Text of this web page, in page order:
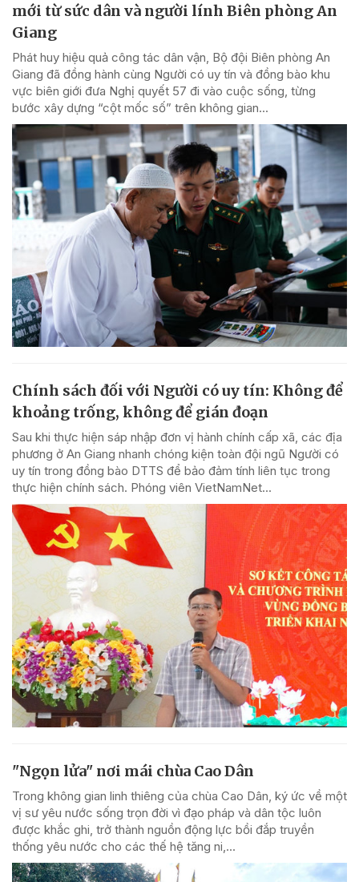
mới từ sức dân và người lính Biên phòng An
Giang
Phát huy hiệu quả công tác dân vận, Bộ đội Biên phòng An
Giang đã đồng hành cùng Người có uy tín và đồng bào khu
vực biên giới đưa Nghị quyết 57 đi vào cuộc sống, từng
bước xây dựng “cột mốc số” trên không gian...
Chính sách đối với Người có uy tín: Không để
khoảng trống, không để gián đoạn
Sau khi thực hiện sáp nhập đơn vị hành chính cấp xã, các địa
phương ở An Giang nhanh chóng kiện toàn đội ngũ Người có
uy tín trong đồng bào DTTS để bảo đảm tính liên tục trong
thực hiện chính sách. Phóng viên VietNamNet...
"Ngọn lửa" nơi mái chùa Cao Dân
Trong không gian linh thiêng của chùa Cao Dân, ký ức về một
vị sư yêu nước sống trọn đời vì đạo pháp và dân tộc luôn
được khắc ghi, trở thành nguồn động lực bồi đắp truyền
thống yêu nước cho các thế hệ tăng ni,...